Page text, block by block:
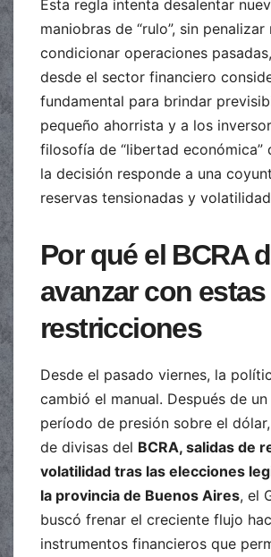
Esta regla intenta desalentar
maniobras de “rulo”, sin penalizar
condicionar operaciones
desde el sector financiero
fundamental para brindar
pequeño ahorrista y a los
filosofía de “libertad económica”
la decisión responde a una
reservas tensionadas y
Por qué el BCRA
avanzar con estas
restricciones
Desde el pasado viernes, la
cambió el manual. Después de
período de presión sobre el
de divisas del BCRA, salidas de
volatilidad tras las elecciones
la provincia de Buenos Aires, el
buscó frenar el creciente flujo
instrumentos financieros que